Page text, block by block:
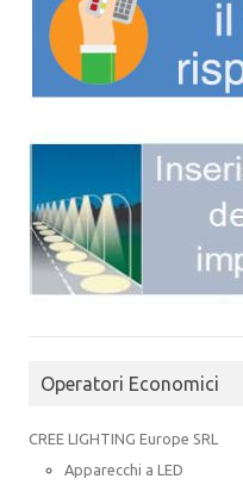
Operatori Economici
CREE LIGHTING Europe SRL
Apparecchi a LED